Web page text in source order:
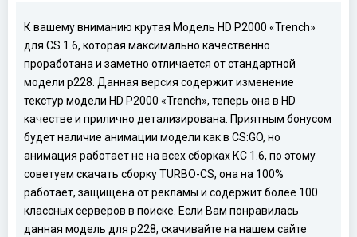
К вашему вниманию крутая Модель HD P2000 «Trench»
для CS 1.6, которая максимально качественно
проработана и заметно отличается от стандартной
модели p228. Данная версия содержит изменение
текстур модели HD P2000 «Trench», теперь она в HD
качестве и прилично детализирована. Приятным бонусом
будет наличие анимации модели как в CS:GO, но
анимация работает не на всех сборках КС 1.6, по этому
советуем скачать сборку TURBO-CS, она на 100%
работает, защищена от рекламы и содержит более 100
классных серверов в поиске. Если Вам понравилась
данная модель для p228, скачивайте на нашем сайте